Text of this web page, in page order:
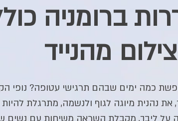
ברומניה
צילום מהנייד
כמה ימים שבהם תרגישי עטופה? נופי
את נהנית מיוגה לגוף ולנשמה, מתרגלת להיות